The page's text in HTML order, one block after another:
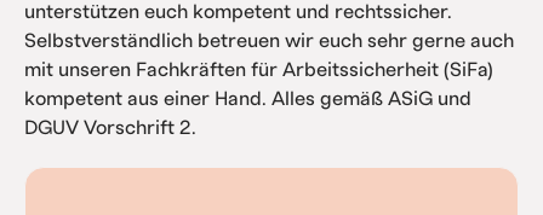
unterstützen euch kompetent und rechtssicher.
Selbstverständlich betreuen wir euch sehr gerne auch
mit unseren Fachkräften für Arbeitssicherheit (SiFa)
kompetent aus einer Hand. Alles gemäß ASiG und
DGUV Vorschrift 2.